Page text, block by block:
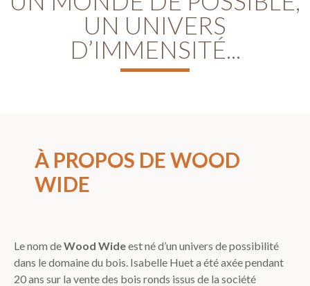
UN UNIVERS
D’IMMENSITÉ...
À PROPOS DE WOOD
WIDE
Le nom deWood Wideest né d’un univers de possibilité
dans le domaine du bois. Isabelle Huet a été axée pendant
20 ans sur la vente des bois ronds issus de la société